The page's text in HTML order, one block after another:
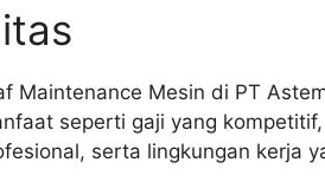
Maintenance Mesin di PT
seperti gaji yang
serta lingkungan kerja